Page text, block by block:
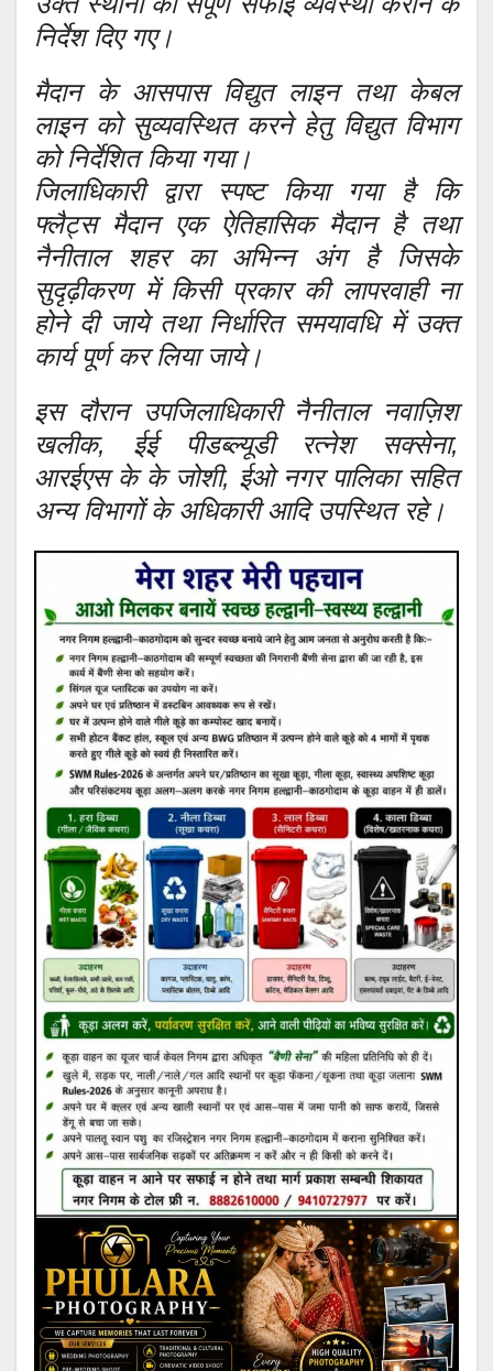
निर्देश दिए गए।
मैदान के आसपास विद्युत लाइन तथा केबल
लाइन को सुव्यवस्थित करने हेतु विद्युत विभाग
को निर्देशित किया गया।
जिलाधिकारी द्वारा स्पष्ट किया गया है कि
फ्लैट्स मैदान एक ऐतिहासिक मैदान है तथा
नैनीताल शहर का अभिन्न अंग है जिसके
सुदृढ़ीकरण में किसी प्रकार की लापरवाही ना
होने दी जाये तथा निर्धारित समयावधि में उक्त
कार्य पूर्ण कर लिया जाये।
इस दौरान उपजिलाधिकारी नैनीताल नवाज़िश
खलीक, ईई पीडब्ल्यूडी रत्नेश सक्सेना,
आरईएस के के जोशी, ईओ नगर पालिका सहित
अन्य विभागों के अधिकारी आदि उपस्थित रहे।